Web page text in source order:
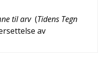
til arv (Tidens Tegn
av